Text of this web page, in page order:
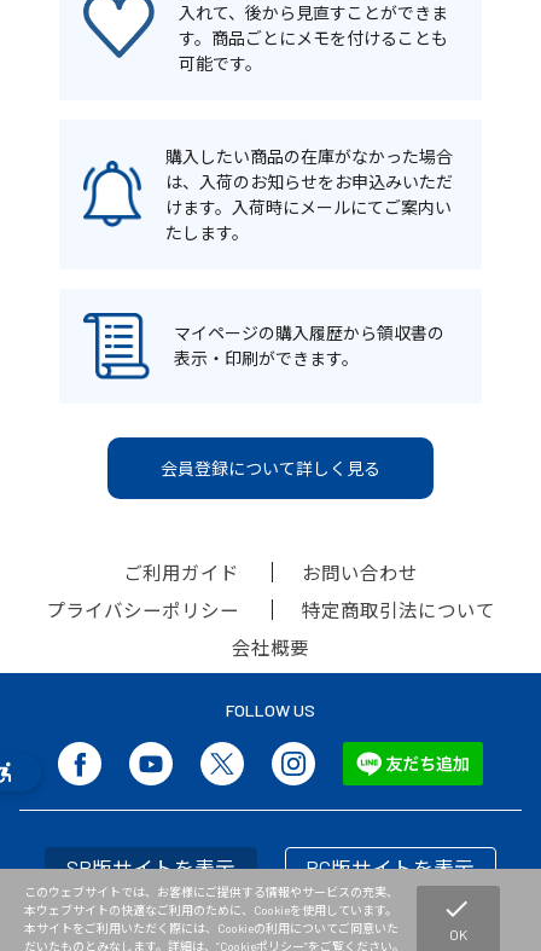
入れて、後から見直すことができま
す。商品ごとにメモを付けることも
可能です。
購入したい商品の在庫がなかった場合
は、入荷のお知らせをお申込みいただ
けます。入荷時にメールにてご案内い
たします。
マイページの購入履歴から領収書の
表示・印刷ができます。
会員登録について詳しく見る
ご利用ガイド
お問い合わせ
プライバシーポリシー
特定商取引法について
会社概要
FOLLOW US
SP版サイトを表示 PC版サイトを表示
このウェブサイトでは、お客様にご提供する情報やサービスの充実、
本ウェブサイトの快適なご利用のために、Cookieを使用しています。
本サイトをご利用いただく際には、Cookieの利用についてご同意いた
だいたものとみなします。詳細は、”Cookieポリシー”をご覧ください。
check
OK